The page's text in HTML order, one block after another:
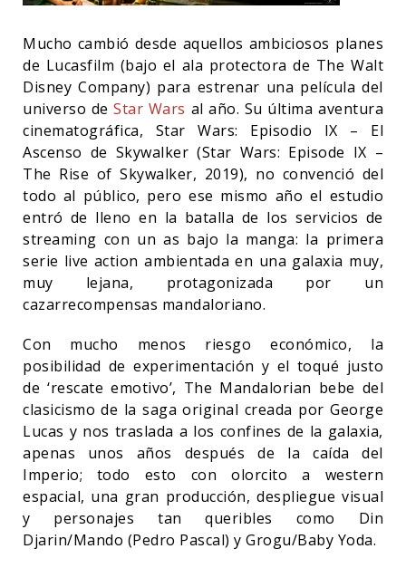
Mucho cambió desde aquellos ambiciosos planes
de Lucasfilm (bajo el ala protectora de The Walt
Disney Company) para estrenar una película del
universo deStar Wars al año. Su última aventura
cinematográfica, Star Wars: Episodio IX – El
Ascenso de Skywalker (Star Wars: Episode IX –
The Rise of Skywalker, 2019), no convenció del
todo al público, pero ese mismo año el estudio
entró de lleno en la batalla de los servicios de
streaming con un as bajo la manga: la primera
serie live action ambientada en una galaxia muy,
muy lejana, protagonizada por un
cazarrecompensas mandaloriano.
Con mucho menos riesgo económico, la
posibilidad de experimentación y el toqué justo
de ‘rescate emotivo’, The Mandalorian bebe del
clasicismo de la saga original creada por George
Lucas y nos traslada a los confines de la galaxia,
apenas unos años después de la caída del
Imperio; todo esto con olorcito a western
espacial, una gran producción, despliegue visual
y personajes tan queribles como Din
Djarin/Mando (Pedro Pascal) y Grogu/Baby Yoda.